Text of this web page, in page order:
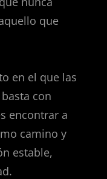
que
en el que las
con
encontrar a
camino y
estable,